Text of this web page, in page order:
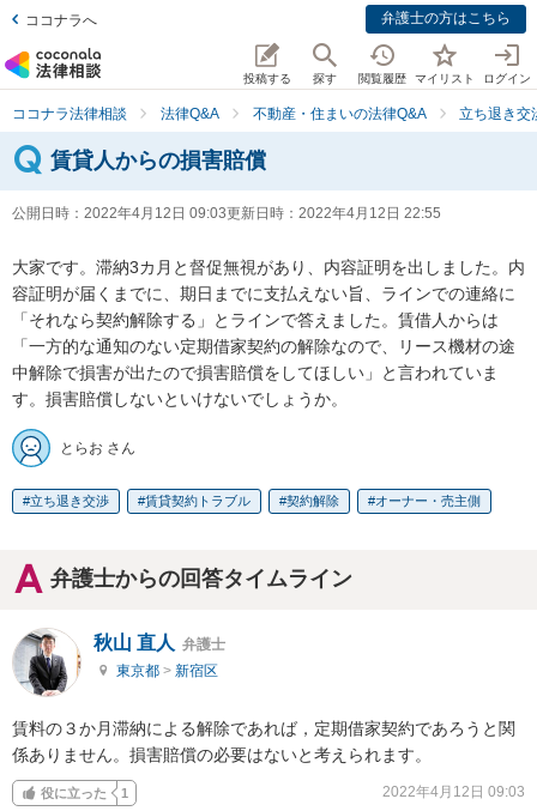
ココナラへ 弁護士の方はこちら
投稿する 探す 閲覧履歴 マイリスト ログイン
ココナラ法律相談 法律Q&A 不動産・住まいの法律Q&A 立ち退き交
賃貸人からの損害賠償
公開日時： 2022年4月12日 09:03更新日時： 2022年4月12日 22:55
大家です。滞納3カ月と督促無視があり、内容証明を出しました。内
容証明が届くまでに、期日までに支払えない旨、ラインでの連絡に
「それなら契約解除する」とラインで答えました。賃借人からは
「一方的な通知のない定期借家契約の解除なので、リース機材の途
中解除で損害が出たので損害賠償をしてほしい」と言われていま
す。損害賠償しないといけないでしょうか。
とらお さん
立ち退き交渉 賃貸契約トラブル 契約解除 オーナー・売主側
弁護士からの回答タイムライン
秋山 直人 弁護士
東京都 > 新宿区
賃料の３か月滞納による解除であれば，定期借家契約であろうと関
係ありません。損害賠償の必要はないと考えられます。
役に立った 1 2022年4月12日 09:03